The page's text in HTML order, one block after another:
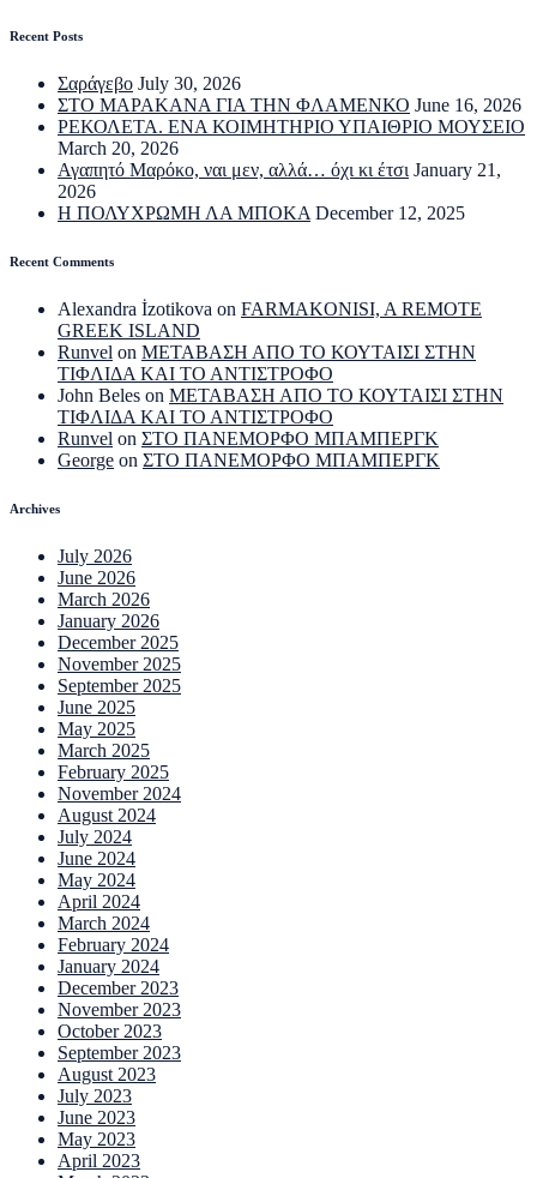
Recent Posts
Σαράγεβο July 30, 2026
ΣΤΟ ΜΑΡΑΚΑΝΑ ΓΙΑ ΤΗΝ ΦΛΑΜΕΝΚΟ June 16, 2026
ΡΕΚΟΛΕΤΑ. ΕΝΑ ΚΟΙΜΗΤΗΡΙΟ ΥΠΑΙΘΡΙΟ ΜΟΥΣΕΙΟ
March 20, 2026
Αγαπητό Μαρόκο, ναι μεν, αλλά… όχι κι έτσι January 21,
2026
Η ΠΟΛΥΧΡΩΜΗ ΛΑ ΜΠΟΚΑ December 12, 2025
Recent Comments
Alexandra İzotikova on FARMAKONISI, A REMOTE
GREEK ISLAND
Runvel on ΜΕΤΑΒΑΣΗ ΑΠΟ ΤΟ ΚΟΥΤΑΙΣΙ ΣΤΗΝ
ΤΙΦΛΙΔΑ ΚΑΙ ΤΟ ΑΝΤΙΣΤΡΟΦΟ
John Beles on ΜΕΤΑΒΑΣΗ ΑΠΟ ΤΟ ΚΟΥΤΑΙΣΙ ΣΤΗΝ
ΤΙΦΛΙΔΑ ΚΑΙ ΤΟ ΑΝΤΙΣΤΡΟΦΟ
Runvel on ΣΤΟ ΠΑΝΕΜΟΡΦΟ ΜΠΑΜΠΕΡΓΚ
George on ΣΤΟ ΠΑΝΕΜΟΡΦΟ ΜΠΑΜΠΕΡΓΚ
Archives
July 2026
June 2026
March 2026
January 2026
December 2025
November 2025
September 2025
June 2025
May 2025
March 2025
February 2025
November 2024
August 2024
July 2024
June 2024
May 2024
April 2024
March 2024
February 2024
January 2024
December 2023
November 2023
October 2023
September 2023
August 2023
July 2023
June 2023
May 2023
April 2023